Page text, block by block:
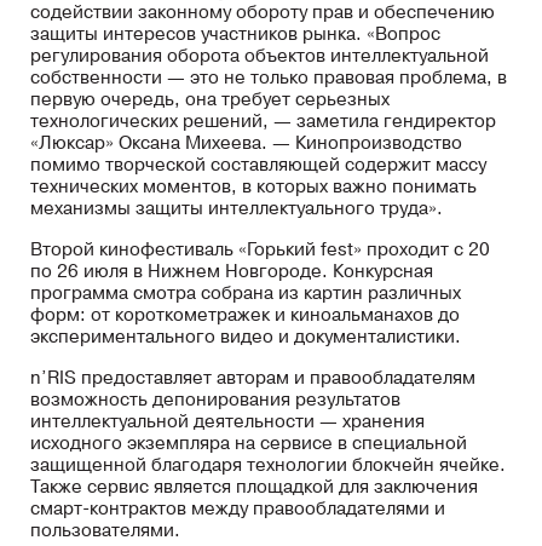
содействии законному обороту прав и обеспечению
защиты интересов участников рынка. «Вопрос
регулирования оборота объектов интеллектуальной
собственности — это не только правовая проблема, в
первую очередь, она требует серьезных
технологических решений, — заметила гендиректор
«Люксар» Оксана Михеева. — Кинопроизводство
помимо творческой составляющей содержит массу
технических моментов, в которых важно понимать
механизмы защиты интеллектуального труда».
Второй кинофестиваль «Горький fest» проходит с 20
по 26 июля в Нижнем Новгороде. Конкурсная
программа смотра собрана из картин различных
форм: от короткометражек и киноальманахов до
экспериментального видео и документалистики.
n’RIS предоставляет авторам и правообладателям
возможность депонирования результатов
интеллектуальной деятельности — хранения
исходного экземпляра на сервисе в специальной
защищенной благодаря технологии блокчейн ячейке.
Также сервис является площадкой для заключения
смарт-контрактов между правообладателями и
пользователями.